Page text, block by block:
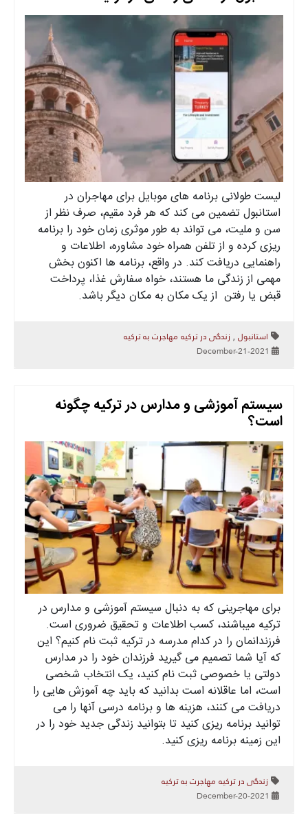
لیست طولانی برنامه های موبایل برای مهاجران در
استانبول تضمین می کند که هر فرد مقیم، صرف نظر از
سن و ملیت، می تواند به طور موثری زمان خود را برنامه
ریزی کرده و از تلفن همراه خود مشاوره، اطلاعات و
راهنمایی دریافت کند. در واقع، برنامه ها اکنون بخش
مهمی از زندگی ما هستند، خواه سفارش غذا، پرداخت
قبض یا رفتن از یک مکان به مکان دیگر باشد.
استانبول , زندگی در ترکیه مهاجرت به ترکیه
سیستم آموزشی و مدارس در ترکیه چگونه
است؟
برای مهاجرینی که به دنبال سیستم آموزشی و مدارس در
ترکیه میباشند، کسب اطلاعات و تحقیق ضروری است.
فرزندانمان را در کدام مدرسه در ترکیه ثبت نام کنیم؟ این
که آیا شما تصمیم می گیرید فرزندان خود را در مدارس
دولتی یا خصوصی ثبت نام کنید، یک انتخاب شخصی
است، اما عاقلانه است بدانید که باید چه آموزش هایی را
دریافت می کنند، هزینه ها و برنامه درسی آنها را می
توانید برنامه ریزی کنید تا بتوانید زندگی جدید خود را در
این زمینه برنامه ریزی کنید.
زندگی در ترکیه مهاجرت به ترکیه